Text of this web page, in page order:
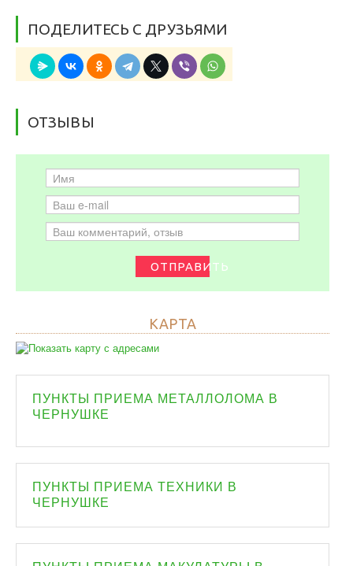
ПОДЕЛИТЕСЬ С ДРУЗЬЯМИ
ОТЗЫВЫ
ОТПРАВИТЬ
КАРТА
ПУНКТЫ ПРИЕМА МЕТАЛЛОЛОМА В
ЧЕРНУШКЕ
ПУНКТЫ ПРИЕМА ТЕХНИКИ В
ЧЕРНУШКЕ